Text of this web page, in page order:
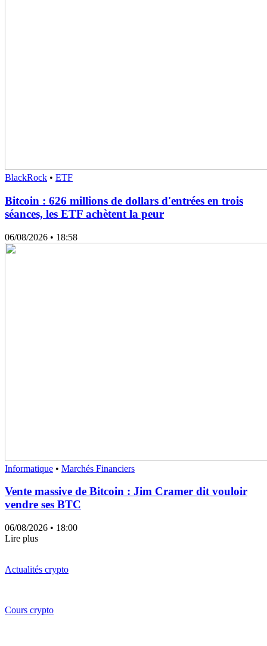
BlackRock • ETF
Bitcoin : 626 millions de dollars d'entrées en trois
séances, les ETF achètent la peur
06/08/2026 • 18:58
Informatique • Marchés Financiers
Vente massive de Bitcoin : Jim Cramer dit vouloir
vendre ses BTC
06/08/2026 • 18:00
Lire plus
Actualités crypto
Cours crypto